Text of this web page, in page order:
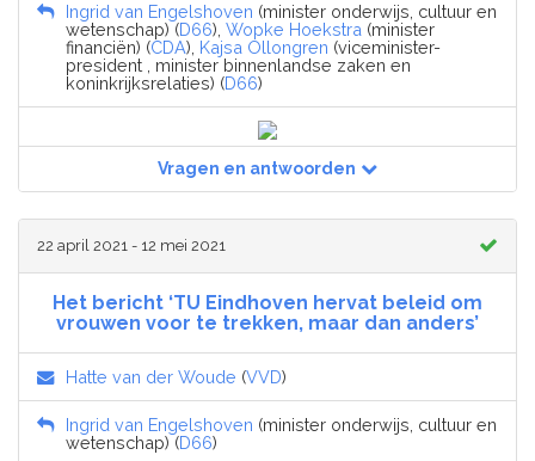
Ingrid van Engelshoven (minister onderwijs, cultuur en
wetenschap) (D66), Wopke Hoekstra (minister
financiën) (CDA), Kajsa Ollongren (viceminister-
president , minister binnenlandse zaken en
koninkrijksrelaties) (D66)
Vragen en antwoorden
22 april 2021 - 12 mei 2021
Het bericht ‘TU Eindhoven hervat beleid om
vrouwen voor te trekken, maar dan anders’
Hatte van der Woude (VVD)
Ingrid van Engelshoven (minister onderwijs, cultuur en
wetenschap) (D66)